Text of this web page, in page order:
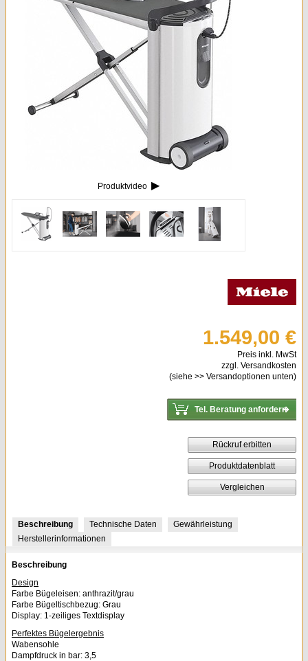
Kleingeräte & Sonstiges
Produktvideo ▶
1.549,00 €
Preis inkl. MwSt
zzgl. Versandkosten
(siehe >> Versandoptionen unten)
Tel. Beratung anfordern
Rückruf erbitten
Produktdatenblatt
Vergleichen
Beschreibung Technische Daten
Gewährleistung
Herstellerinformationen
Beschreibung
Design
Farbe Bügeleisen: anthrazit/grau
Farbe Bügeltischbezug: Grau
Display: 1-zeiliges Textdisplay
Perfektes Bügelergebnis
Wabensohle
Dampfdruck in bar: 3,5